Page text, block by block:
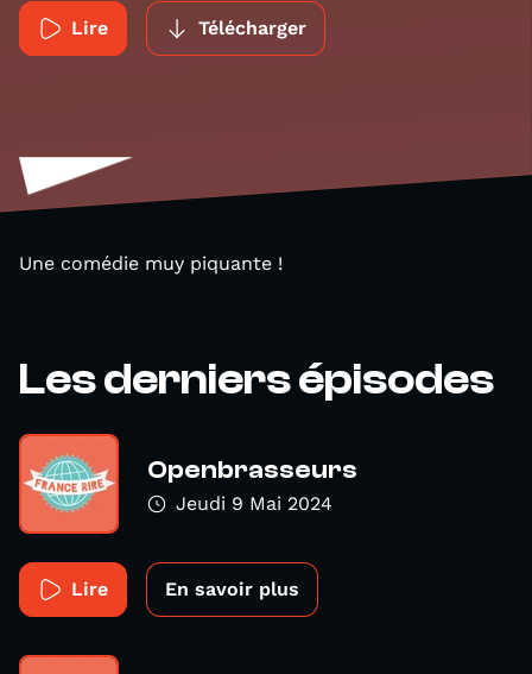
Lire Télécharger
Une comédie muy piquante !
Les derniers épisodes
Openbrasseurs
Jeudi 9 Mai 2024
Lire En savoir plus